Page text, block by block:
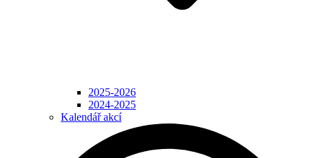
2025-2026
2024-2025
Kalendář akcí